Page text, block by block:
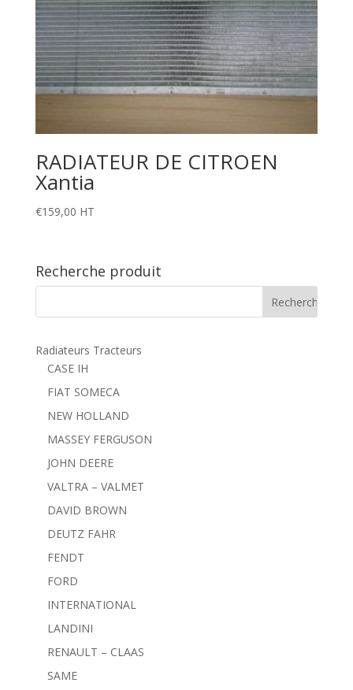
RADIATEUR DE CITROEN
Xantia
€159,00 HT
Recherche produit
Radiateurs Tracteurs
CASE IH
FIAT SOMECA
NEW HOLLAND
MASSEY FERGUSON
JOHN DEERE
VALTRA – VALMET
DAVID BROWN
DEUTZ FAHR
FENDT
FORD
INTERNATIONAL
LANDINI
RENAULT – CLAAS
SAME